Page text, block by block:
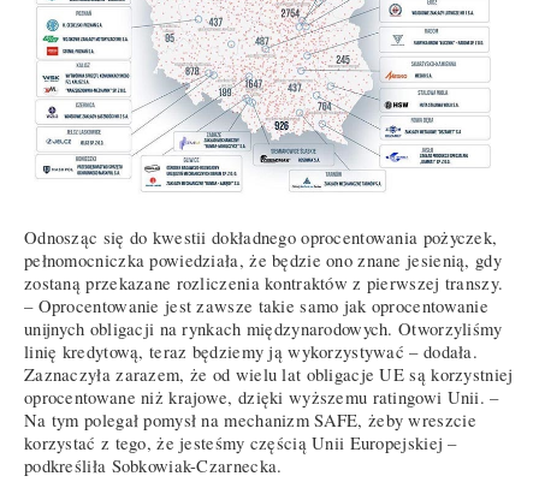
Odnosząc się do kwestii dokładnego oprocentowania pożyczek,
pełnomocniczka powiedziała, że będzie ono znane jesienią, gdy
zostaną przekazane rozliczenia kontraktów z pierwszej transzy.
– Oprocentowanie jest zawsze takie samo jak oprocentowanie
unijnych obligacji na rynkach międzynarodowych. Otworzyliśmy
linię kredytową, teraz będziemy ją wykorzystywać – dodała.
Zaznaczyła zarazem, że od wielu lat obligacje UE są korzystniej
oprocentowane niż krajowe, dzięki wyższemu ratingowi Unii. –
Na tym polegał pomysł na mechanizm SAFE, żeby wreszcie
korzystać z tego, że jesteśmy częścią Unii Europejskiej –
podkreśliła Sobkowiak-Czarnecka.